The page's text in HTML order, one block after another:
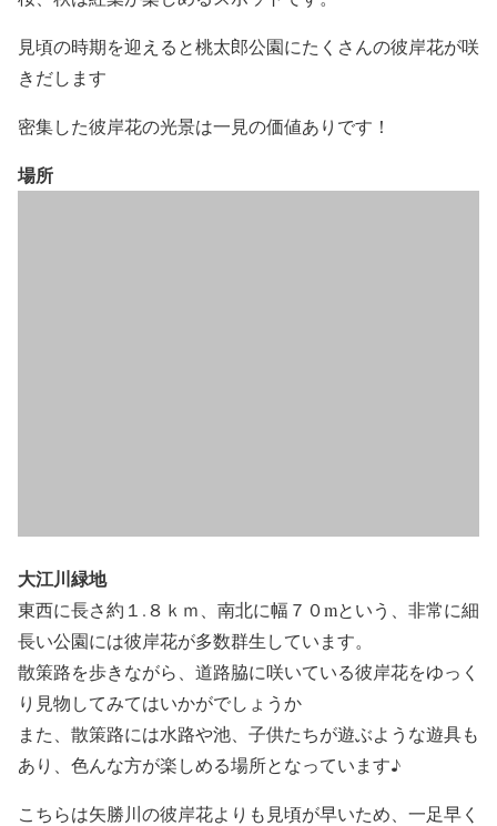
見頃の時期を迎えると桃太郎公園にたくさんの彼岸花が咲
きだします
密集した彼岸花の光景は一見の価値ありです！
場所
大江川緑地
東西に長さ約１.８ｋｍ、南北に幅７０mという、非常に細
長い公園には彼岸花が多数群生しています。
散策路を歩きながら、道路脇に咲いている彼岸花をゆっく
り見物してみてはいかがでしょうか
また、散策路には水路や池、子供たちが遊ぶような遊具も
あり、色んな方が楽しめる場所となっています♪
こちらは矢勝川の彼岸花よりも見頃が早いため、一足早く